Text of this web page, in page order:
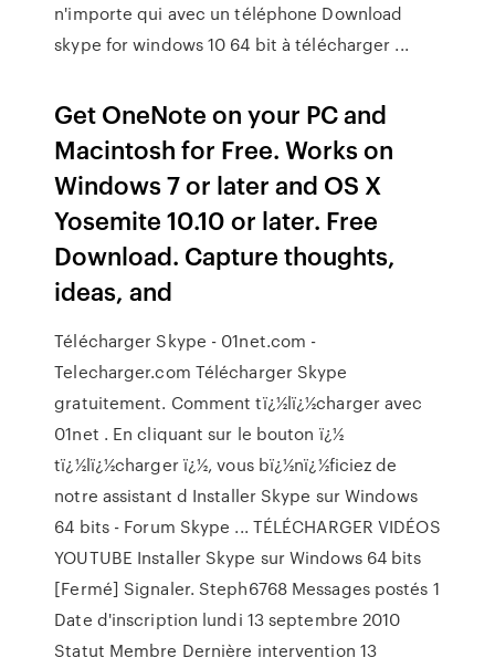
n'importe qui avec un téléphone Download
skype for windows 10 64 bit à télécharger ...
Get OneNote on your PC and
Macintosh for Free. Works on
Windows 7 or later and OS X
Yosemite 10.10 or later. Free
Download. Capture thoughts,
ideas, and
Télécharger Skype - 01net.com -
Telecharger.com Télécharger Skype
gratuitement. Comment tï¿½lï¿½charger avec
01net . En cliquant sur le bouton ï¿½
tï¿½lï¿½charger ï¿½, vous bï¿½nï¿½ficiez de
notre assistant d Installer Skype sur Windows
64 bits - Forum Skype ... TÉLÉCHARGER VIDÉOS
YOUTUBE Installer Skype sur Windows 64 bits
[Fermé] Signaler. Steph6768 Messages postés 1
Date d'inscription lundi 13 septembre 2010
Statut Membre Dernière intervention 13